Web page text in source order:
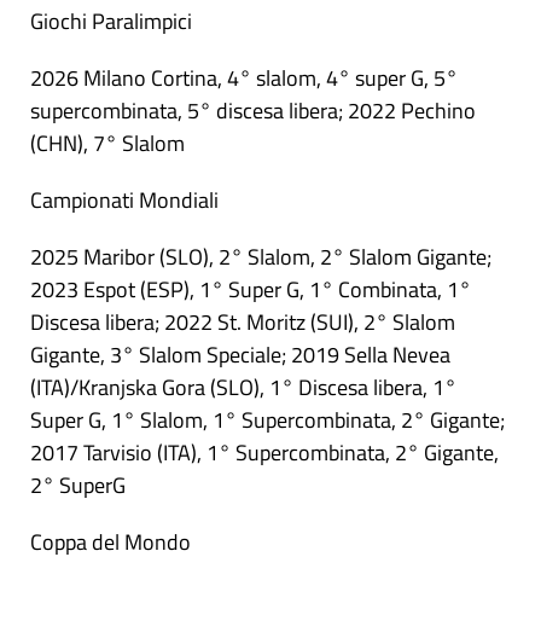
Giochi Paralimpici
2026 Milano Cortina, 4° slalom, 4° super G, 5°
supercombinata, 5° discesa libera; 2022 Pechino
(CHN), 7° Slalom
Campionati Mondiali
2025 Maribor (SLO), 2° Slalom, 2° Slalom Gigante;
2023 Espot (ESP), 1° Super G, 1° Combinata, 1°
Discesa libera; 2022 St. Moritz (SUI), 2° Slalom
Gigante, 3° Slalom Speciale; 2019 Sella Nevea
(ITA)/Kranjska Gora (SLO), 1° Discesa libera, 1°
Super G, 1° Slalom, 1° Supercombinata, 2° Gigante;
2017 Tarvisio (ITA), 1° Supercombinata, 2° Gigante,
2° SuperG
Coppa del Mondo